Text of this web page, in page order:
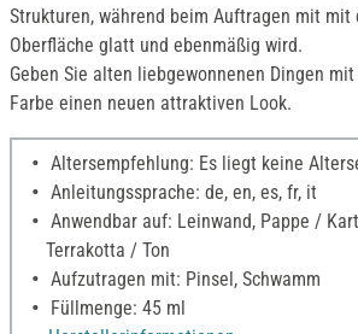
Strukturen, während beim Auftragen mit mit
Oberfläche glatt und ebenmäßig wird.
Geben Sie alten liebgewonnenen Dingen
Farbe einen neuen attraktiven Look.
Altersempfehlung: Es liegt keine
Anleitungssprache: de, en, es, fr, it
Anwendbar auf: Leinwand, Pappe /
Terrakotta / Ton
Aufzutragen mit: Pinsel, Schwamm
Füllmenge: 45 ml